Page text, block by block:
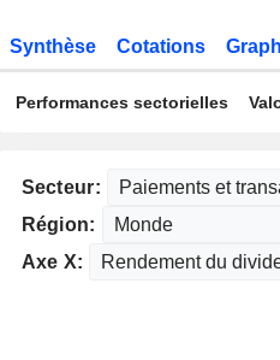
Synthèse Cotations
Performances sectorielles
Secteur:
Région:
Axe X: